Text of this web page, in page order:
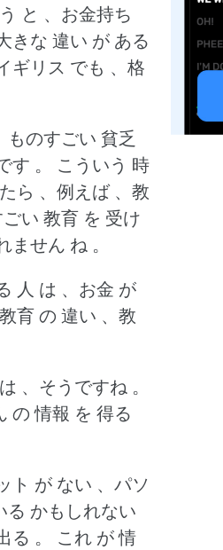
と 、お金持ち
きな 違い が ある
ギリス でも 、格
のすごい 貧乏
。
こういう 時
ら 、例えば 、教
い 教育 を 受け
せん ね 。
人 は 、お金 が
教育 の 違い 、教
、そうですね 。
の 情報 を 得る
ト が ない 、パソ
る かもしれない
。
これ が 情